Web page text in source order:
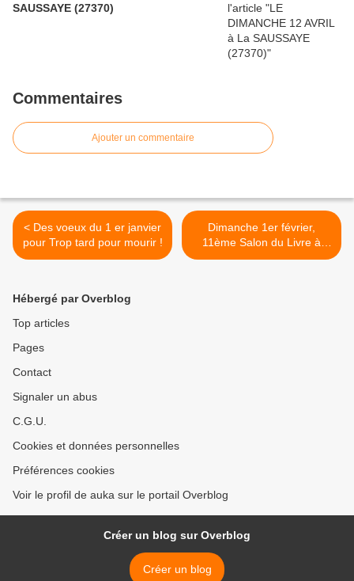
SAUSSAYE (27370)
Commentaires
Ajouter un commentaire
< Des voeux du 1 er janvier
pour Trop tard pour mourir !
Dimanche 1er février,
11ème Salon du Livre à
IGOVILLE ( 27460) >
Hébergé par Overblog
Top articles
Pages
Contact
Signaler un abus
C.G.U.
Cookies et données personnelles
Préférences cookies
Voir le profil de auka sur le portail Overblog
Créer un blog sur Overblog
Créer un blog